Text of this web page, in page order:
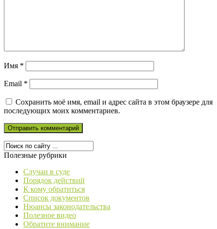
Имя *
Email *
Сохранить моё имя, email и адрес сайта в этом браузере для
последующих моих комментариев.
Полезные рубрики
Случаи в суде
Порядок действий
К кому обратиться
Список документов
Нюансы законодательства
Полезное видео
Обратите внимание